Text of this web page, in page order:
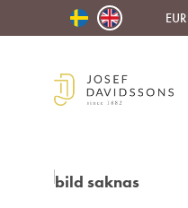
EUR
Eftr.